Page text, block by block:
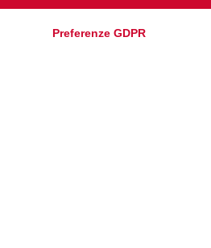
Preferenze GDPR